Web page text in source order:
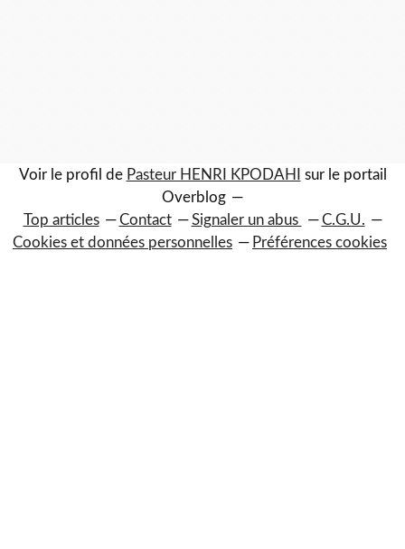
Voir le profil de Pasteur HENRI KPODAHI
sur le portail
Overblog
Top articles
Contact Signaler un abus
C.G.U.
Cookies et données personnelles
Préférences cookies